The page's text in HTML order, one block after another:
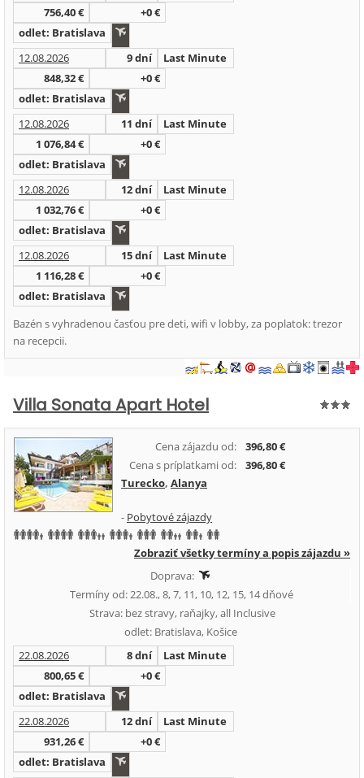
756,40 €
+0 €
odlet: Bratislava
12.08.2026
9 dní
Last Minute
848,32 €
+0 €
odlet: Bratislava
12.08.2026
11 dní
Last Minute
1 076,84 €
+0 €
odlet: Bratislava
12.08.2026
12 dní
Last Minute
1 032,76 €
+0 €
odlet: Bratislava
12.08.2026
15 dní
Last Minute
1 116,28 €
+0 €
odlet: Bratislava
Bazén s vyhradenou časťou pre deti, wifi v lobby, za poplatok: trezor
na recepcii.
Villa Sonata Apart Hotel
Cena zájazdu od:
396,80 €
Cena s príplatkami od:
396,80 €
Turecko, Alanya
- Pobytové zájazdy
Zobraziť všetky termíny a popis zájazdu »
Doprava:
Termíny od: 22.08., 8, 7, 11, 10, 12, 15, 14 dňové
Strava: bez stravy, raňajky, all Inclusive
odlet: Bratislava, Košice
22.08.2026
8 dní
Last Minute
800,65 €
+0 €
odlet: Bratislava
22.08.2026
12 dní
Last Minute
931,26 €
+0 €
odlet: Bratislava